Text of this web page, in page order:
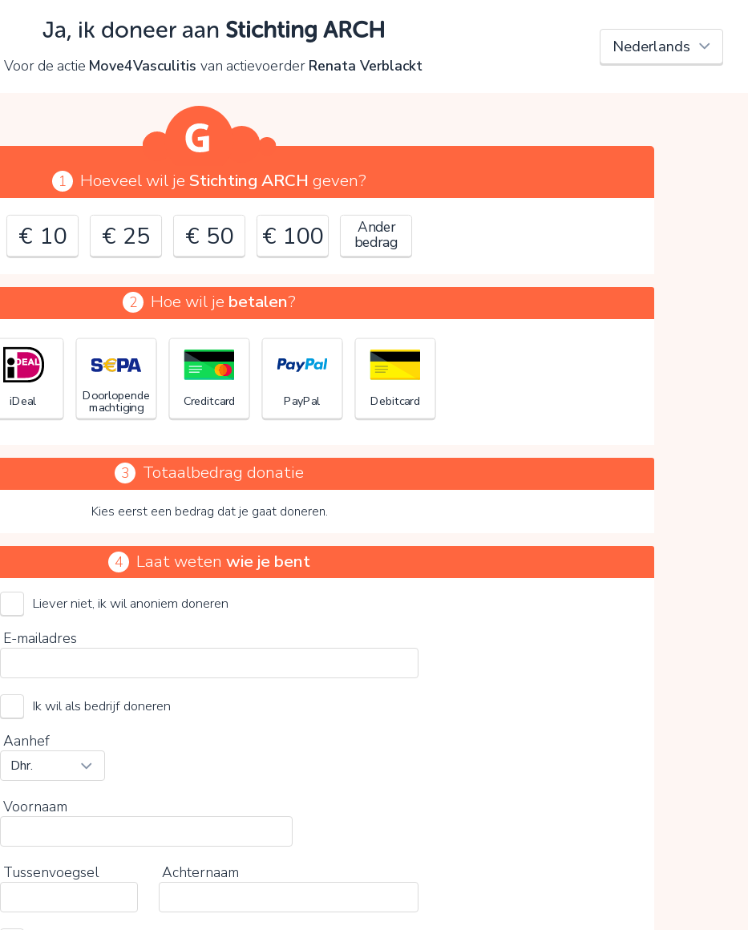
Ja, ik doneer aan Stichting ARCH
Voor de actie Move4Vasculitisvan actievoerder Renata Verblackt
1 Hoeveel wil je Stichting ARCH geven?
€ 10 € 25 € 50 € 100 Ander
bedrag
€
2 Hoe wil je betalen?
iDeal Doorlopende
machtiging Creditcard PayPal Debitcard
3 Totaalbedrag donatie
Kies eerst een bedrag dat je gaat doneren.
Stichting ARCH
Kies je vrijwillige bijdrage
0% 20%
4 Laat weten wie je bent
Liever niet, ik wil anoniem doneren
E-mailadres
Ik wil als bedrijf doneren
Aanhef
Voornaam
Tussenvoegsel Achternaam
Oeps!
Je kunt nog niet verder vanwege:
OK